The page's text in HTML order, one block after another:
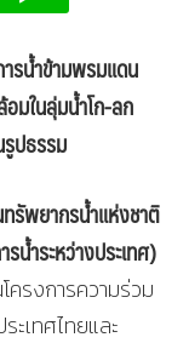
รน้ำข้ามพรมแดน
อมในลุ่มน้ำโก-ลก
ปธรรม
ทรัพยากรน้ำแห่งชาติ
รน้ำระหว่างประเทศ)
ครงการความร่วม
เทศไทยและ